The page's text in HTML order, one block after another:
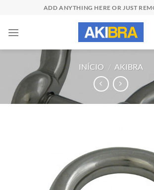
content
ADD ANYTHING HERE OR JUST
INÍCIO / AKIBRA